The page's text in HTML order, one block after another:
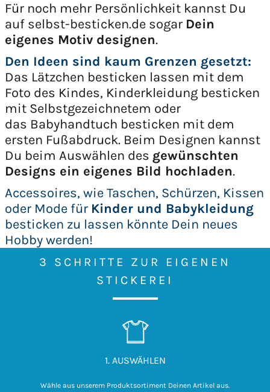
Für noch mehr Persönlichkeit kannst Du
auf selbst-besticken.de sogar Dein
eigenes Motiv designen.
Den Ideen sind kaum Grenzen gesetzt:
Das Lätzchen besticken lassen mit dem
Foto des Kindes, Kinderkleidung besticken
mit Selbstgezeichnetem oder
das Babyhandtuch besticken mit dem
ersten Fußabdruck. Beim Designen kannst
Du beim Auswählen des gewünschten
Designs ein eigenes Bild hochladen.
Accessoires, wie Taschen, Schürzen, Kissen
oder Mode für Kinder und Babykleidung
besticken zu lassen könnte Dein neues
Hobby werden!
3 SCHRITTE ZUR EIGENEN
STICKEREI
1. AUSWÄHLEN
Wähle aus unserem Produktsortiment Deinen Artikel aus.